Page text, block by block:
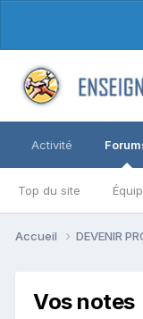
Activité
Top du site
Accueil DEVENIR
Vos notes